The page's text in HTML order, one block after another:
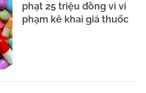
phạt 25 triệu đồng vì vi
phạm kê khai giá thuốc